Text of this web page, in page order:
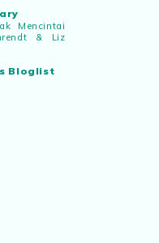
Mencintai
& Liz
Bloglist